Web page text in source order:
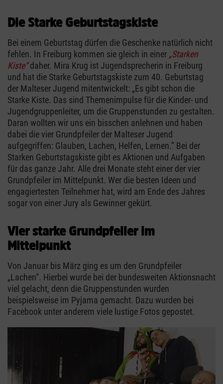
Die Starke Geburtstagskiste
Bei einem Geburtstag dürfen die Geschenke natürlich nicht
fehlen. In Freiburg kommen sie gleich in einer „Starken
Kiste“daher. Mira Krug ist Jugendsprecherin in Freiburg
und hat die Starke Geburtstagskiste zum 40. Geburtstag
der Malteser Jugend mitentwickelt: „Es gibt schon die
Starke Kiste. Das sind Themenimpulse für die Kinder- und
Jugendgruppenleiter, um die Gruppenstunden zu gestalten.
Daran wollten wir uns ein bisschen anlehnen und haben
dabei die vier Grundpfeiler der Malteser Jugend
aufgegriffen: Glauben, Lachen, Helfen, Lernen.” Bei der
Starken Geburtstagskiste gibt es Aktionen und Aufgaben
für das ganze Jahr. Alle drei Monate steht einer der vier
Grundpfeiler im Mittelpunkt. Wer die besten Ideen und
engagiertesten Teilnehmer hat, wird am Ende des Jahres
sogar von einer Jury als Gewinner gekürt.
Vier starke Grundpfeiler im
Mittelpunkt
Von Januar bis März ging es um den Grundpfeiler
„Lachen“. Hierbei wurde bei der bundesweiten Aktionsnacht
viel gelacht, denn die Gruppenstunden wurden
beispielsweise im Pyjama gemacht. Dazu wurden bei
Facebook unter anderem viele lustige Fotos gepostet.